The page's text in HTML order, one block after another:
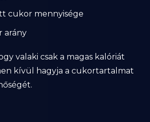
cukor mennyisége
arány
valaki csak a magas kalóriát
kívül hagyja a cukortartalmat